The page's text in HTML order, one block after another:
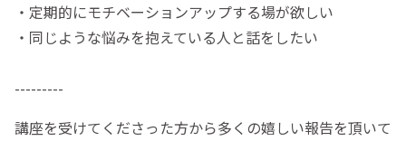
・定期的にモチベーションアップする場が欲しい
・同じような悩みを抱えている人と話をしたい
---------
講座を受けてくださった方から多くの嬉しい報告を頂いて